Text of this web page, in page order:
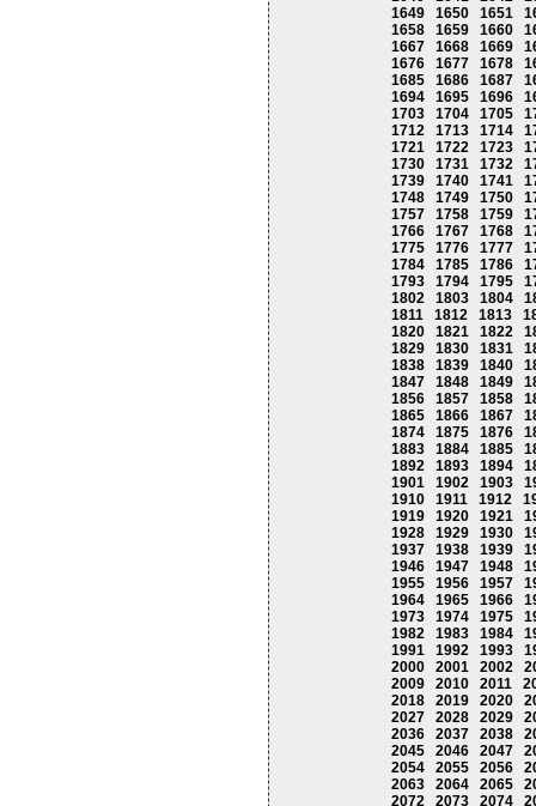
1649
1650 1651
1658
1659 1660
1667
1668 1669
1676
1677 1678
1685
1686 1687
1694
1695 1696
1703
1704 1705
1712
1713 1714
1721
1722 1723
1730
1731 1732
1739
1740 1741
1748
1749 1750
1757
1758 1759
1766
1767 1768
1775
1776 1777
1784
1785 1786
1793
1794 1795
1802
1803 1804
1811
1812 1813
1820
1821 1822
1829
1830 1831
1838
1839 1840
1847
1848 1849
1856
1857 1858
1865
1866 1867
1874
1875 1876
1883
1884 1885
1892
1893 1894
1901
1902 1903
1910
1911 1912
1919
1920 1921
1928
1929 1930
1937
1938 1939
1946
1947 1948
1955
1956 1957
1964
1965 1966
1973
1974 1975
1982
1983 1984
1991
1992 1993
2000
2001 2002
2009
2010 2011
2018
2019 2020
2027
2028 2029
2036
2037 2038
2045
2046 2047
2054
2055 2056
2063
2064 2065
2072
2073 2074